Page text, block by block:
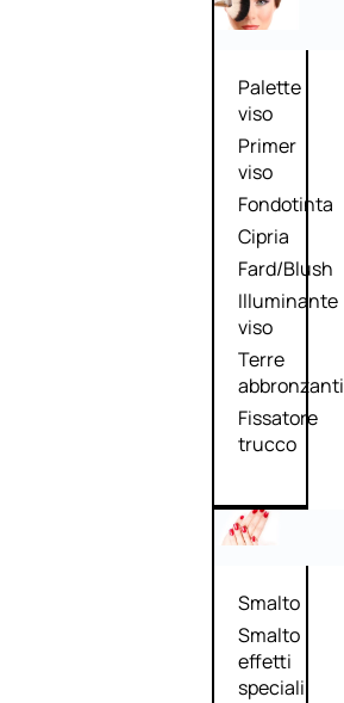
Palette
viso
Primer
viso
Fondotinta
Cipria
Fard/Blush
Illuminante
viso
Terre
abbronzanti
Fissatore
trucco
Smalto
Smalto
effetti
speciali